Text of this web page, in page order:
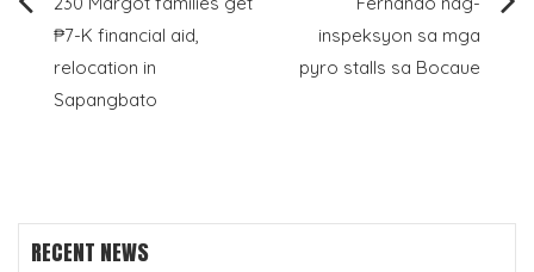
Post
navigation
₱7-K financial aid,
relocation in
Sapangbato
inspeksyon sa mga
pyro stalls sa Bocaue
RECENT NEWS